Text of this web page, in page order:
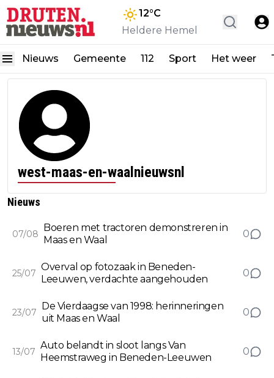
12°C
Heldere Hemel
Nieuws Gemeente 112 Sport Het weer
west-maas-en-waalnieuwsnl
Nieuws
07/08
Boeren met tractoren demonstreren in
Maas en Waal
0
25/07
Overval op fotozaak in Beneden-
Leeuwen, verdachte aangehouden
0
23/07
De Vierdaagse van 1998: herinneringen
uit Maas en Waal
0
13/07
Auto belandt in sloot langs Van
Heemstraweg in Beneden-Leeuwen
0